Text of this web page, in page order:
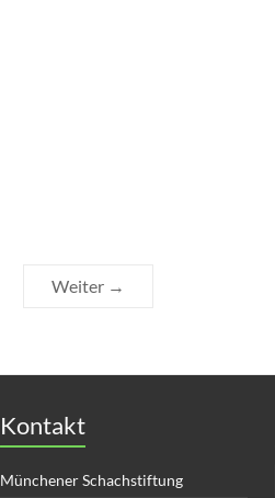
Weiter →
Kontakt
Münchener Schachstiftung